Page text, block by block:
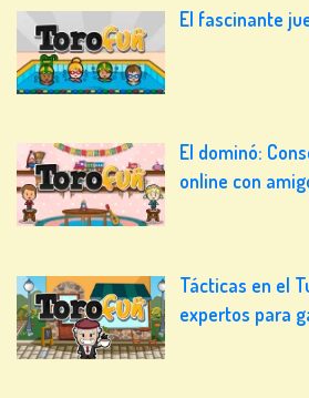
El fascinante
El dominó:
online con
Tácticas en el
expertos para